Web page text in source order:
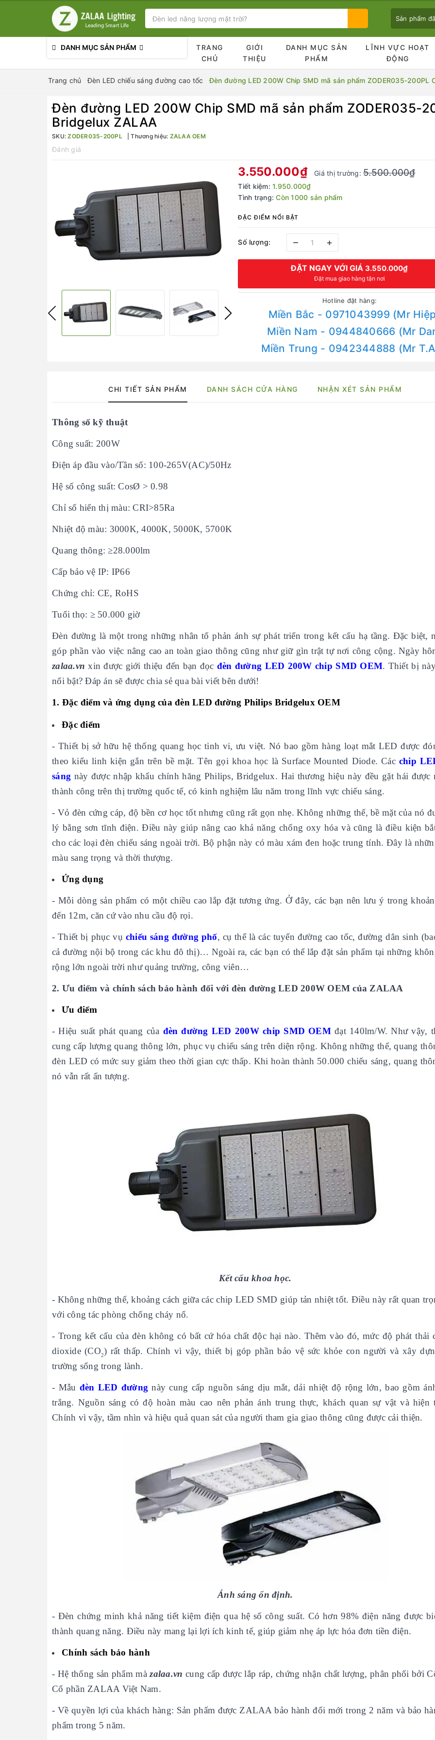
Sản phẩm
Bạn chưa xem sản phẩm nào
DANH MỤC SẢN PHẨM
TRANG
CHỦ
GIỚI
THIỆU
DANH MỤC SẢN
PHẨM
LĨNH VỰC HOẠT
ĐỘNG
Trang chủ Đèn LED chiếu sáng đường cao tốc Đèn đường LED 200W Chip SMD mã sản phẩm ZODER035-200PL
Đèn đường LED 200W Chip SMD mã sản phẩm ZODER035-
Bridgelux ZALAA
SKU:ZODER035-200PL Thương hiệu: ZALAA OEM
Đánh giá
3.550.000₫ Giá thị trường:5.500.000₫
Tiết kiệm:1.950.000₫
Tình trạng: Còn 1000 sản phẩm
ĐẶC ĐIỂM NỔI BẬT
Số lượng: – +
ĐẶT NGAY VỚI GIÁ 3.550.000₫
Đặt mua giao hàng tận nơi
Hotline đặt hàng:
Miền Bắc - 0971043999 (Mr
Miền Nam - 0944840666 (Mr
Miền Trung - 0942344888 (Mr
CHI TIẾT SẢN PHẨM DANH SÁCH CỬA HÀNG NHẬN XÉT SẢN PHẨM
Thông số kỹ thuật
Công suất: 200W
Điện áp đầu vào/Tần số: 100-265V(AC)/50Hz
Hệ số công suất: CosØ > 0.98
Chỉ số hiển thị màu: CRI>85Ra
Nhiệt độ màu: 3000K, 4000K, 5000K, 5700K
Quang thông: ≥28.000lm
Cấp bảo vệ IP: IP66
Chứng chỉ: CE, RoHS
Tuổi thọ: ≥ 50.000 giờ
Đèn đường là một trong những nhân tố phản ánh sự phát triển trong kết cấu hạ tầng. Đặc biệt,
góp phần vào việc nâng cao an toàn giao thông cũng như giữ gìn trật tự nơi công cộng. Ngày
zalaa.vn xin được giới thiệu đến bạn đọc đèn đường LED 200W chip SMD OEM. Thiết bị
nổi bật? Đáp án sẽ được chia sẻ qua bài viết bên dưới!
1. Đặc điểm và ứng dụng của đèn LED đường Philips Bridgelux OEM
Đặc điểm
- Thiết bị sở hữu hệ thống quang học tinh vi, ưu việt. Nó bao gồm hàng loạt mắt LED được
theo kiểu linh kiện gắn trên bề mặt. Tên gọi khoa học là Surface Mounted Diode. Các chip
sáng này được nhập khẩu chính hãng Philips, Bridgelux. Hai thương hiệu này đều gặt hái được
thành công trên thị trường quốc tế, có kinh nghiệm lâu năm trong lĩnh vực chiếu sáng.
- Vỏ đèn cứng cáp, độ bền cơ học tốt nhưng cũng rất gọn nhẹ. Không những thế, bề mặt của nó
lý bằng sơn tĩnh điện. Điều này giúp nâng cao khả năng chống oxy hóa và cũng là điều kiện
cho các loại đèn chiếu sáng ngoài trời. Bộ phận này có màu xám đen hoặc trung tính. Đây là
màu sang trọng và thời thượng.
Ứng dụng
- Mỗi dòng sản phẩm có một chiều cao lắp đặt tương ứng. Ở đây, các bạn nên lưu ý trong
đến 12m, căn cứ vào nhu cầu độ rọi.
- Thiết bị phục vụ chiếu sáng đường phố, cụ thể là các tuyến đường cao tốc, đường dân sinh
cả đường nội bộ trong các khu đô thị)… Ngoài ra, các bạn có thể lắp đặt sản phẩm tại những
rộng lớn ngoài trời như quảng trường, công viên…
2. Ưu điểm và chính sách bảo hành đối với đèn đường LED 200W OEM của ZALAA
Ưu điểm
- Hiệu suất phát quang của đèn đường LED 200W chip SMD OEM đạt 140lm/W. Như vậy,
cung cấp lượng quang thông lớn, phục vụ chiếu sáng trên diện rộng. Không những thế, quang
đèn LED có mức suy giảm theo thời gian cực thấp. Khi hoàn thành 50.000 chiếu sáng, quang
nó vẫn rất ấn tượng.
Kết cấu khoa học.
- Không những thế, khoảng cách giữa các chip LED SMD giúp tản nhiệt tốt. Điều này rất quan
với công tác phòng chống cháy nổ.
- Trong kết cấu của đèn không có bất cứ hóa chất độc hại nào. Thêm vào đó, mức độ phát thải
dioxide (CO2) rất thấp. Chính vì vậy, thiết bị góp phần bảo vệ sức khỏe con người và xây
trường sống trong lành.
- Mẫu đèn LED đường này cung cấp nguồn sáng dịu mắt, dải nhiệt độ rộng lớn, bao gồm
trắng. Nguồn sáng có độ hoàn màu cao nên phản ánh trung thực, khách quan sự vật và hiện
Chính vì vậy, tầm nhìn và hiệu quả quan sát của người tham gia giao thông cũng được cải thiện.
Ánh sáng ổn định.
- Đèn chứng minh khả năng tiết kiệm điện qua hệ số công suất. Có hơn 98% điện năng được
thành quang năng. Điều này mang lại lợi ích kinh tế, giúp giảm nhẹ áp lực hóa đơn tiền điện.
Chính sách bảo hành
- Hệ thống sản phẩm màzalaa.vn cung cấp được lắp ráp, chứng nhận chất lượng, phân phối bởi
Cổ phần ZALAA Việt Nam.
- Về quyền lợi của khách hàng: Sản phẩm được ZALAA bảo hành đổi mới trong 2 năm và bảo
phẩm trong 5 năm.